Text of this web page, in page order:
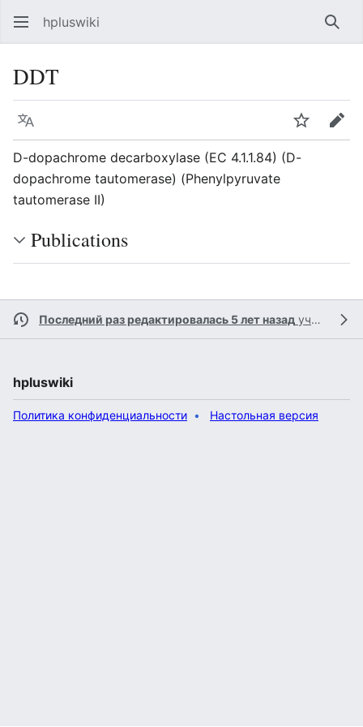
hpluswiki
DDT
Язык Следить
D-dopachrome decarboxylase (EC 4.1.1.84) (D-
dopachrome tautomerase) (Phenylpyruvate
tautomerase II)
Publications
Последний раз редактировалась 5 лет назад участником
hpluswiki
Политика конфиденциальности Настольная версия